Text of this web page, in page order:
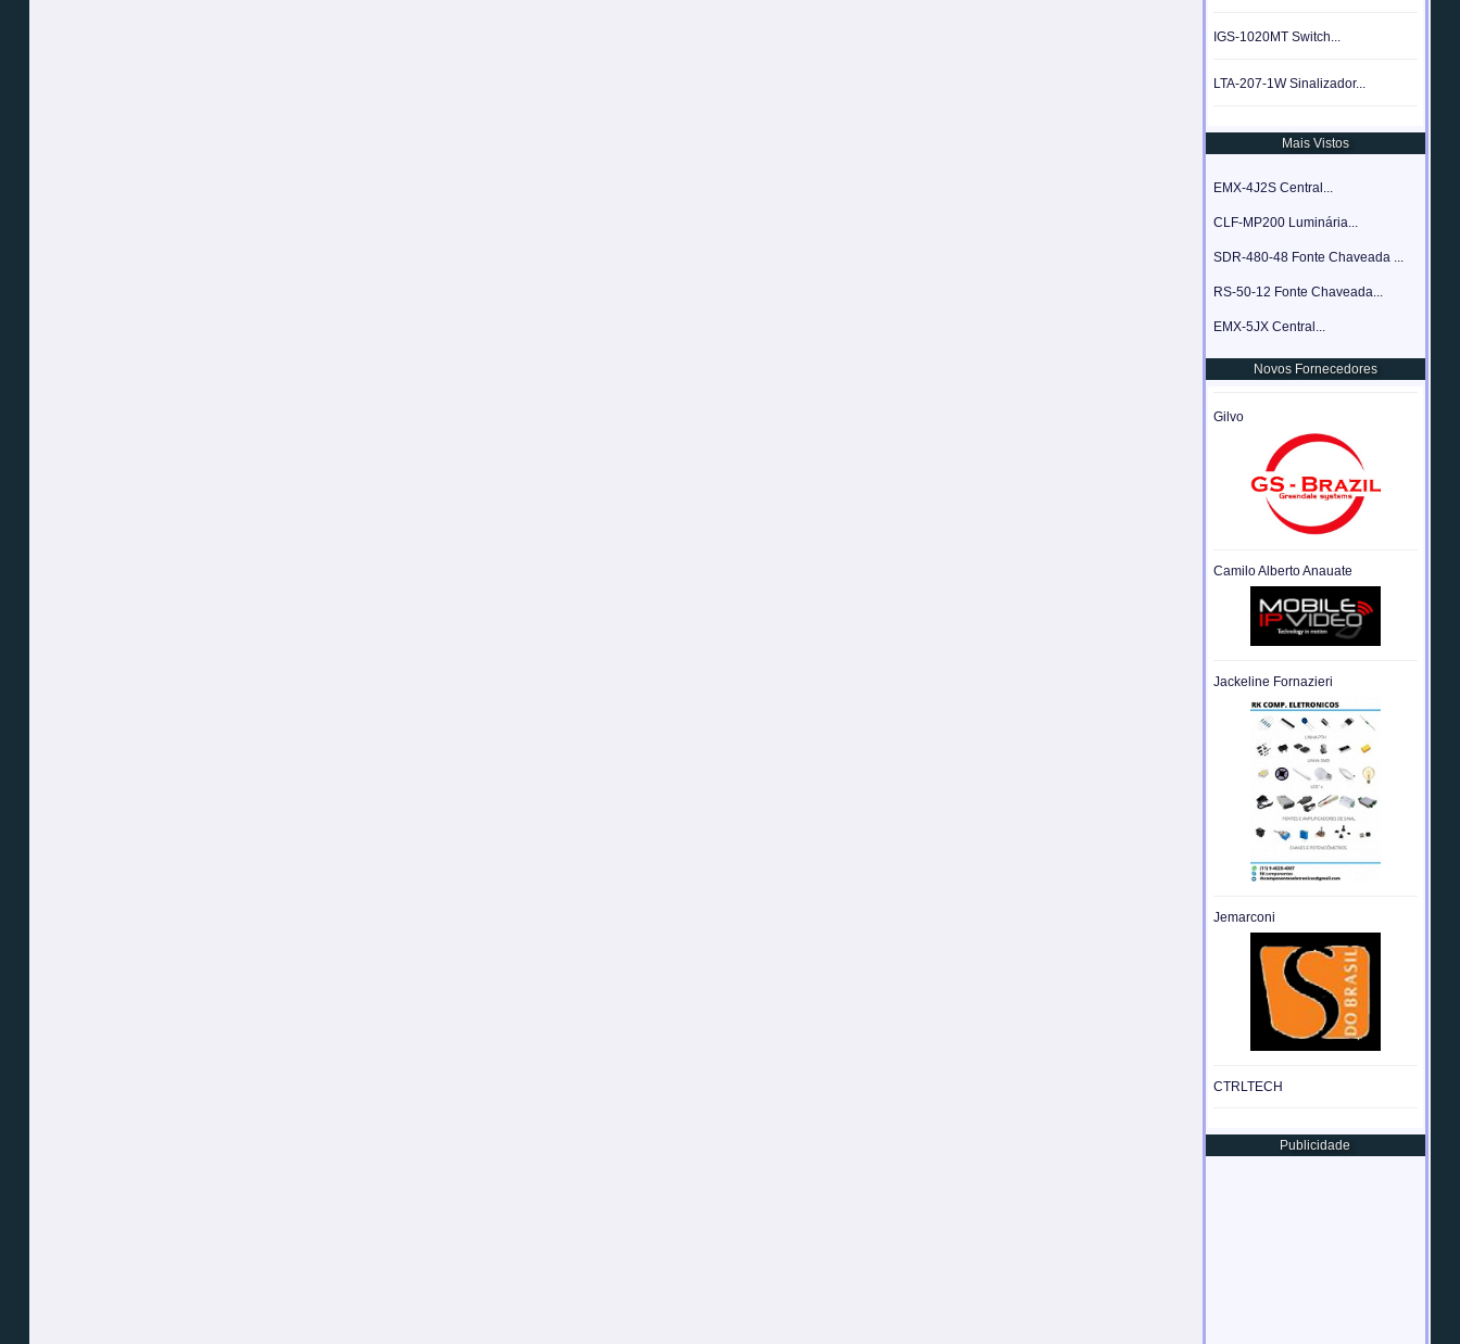
IGS-1020MT Switch...
LTA-207-1W Sinalizador...
Mais Vistos
EMX-4J2S Central...
CLF-MP200 Luminária...
SDR-480-48 Fonte Chaveada ...
RS-50-12 Fonte Chaveada...
EMX-5JX Central...
Novos Fornecedores
Gilvo
Camilo Alberto Anauate
Jackeline Fornazieri
Jemarconi
CTRLTECH
Publicidade